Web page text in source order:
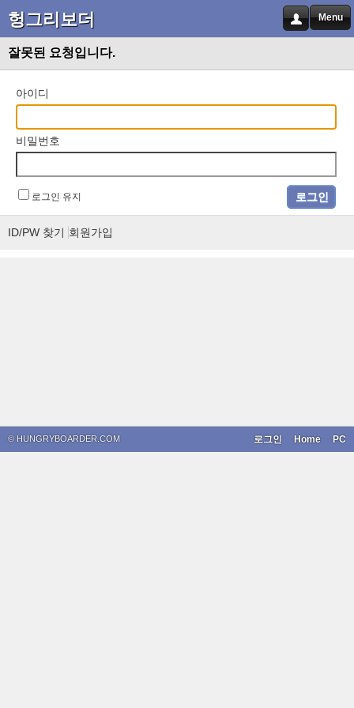
헝그리보더 Menu
잘못된 요청입니다.
아이디
비밀번호
로그인 유지
ID/PW 찾기 회원가입
© HUNGRYBOARDER.COM PC
Home
로그인